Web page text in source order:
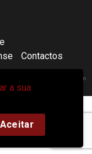
a sua
Aceitar
Contactos
by Tecni24.com | Hosted on